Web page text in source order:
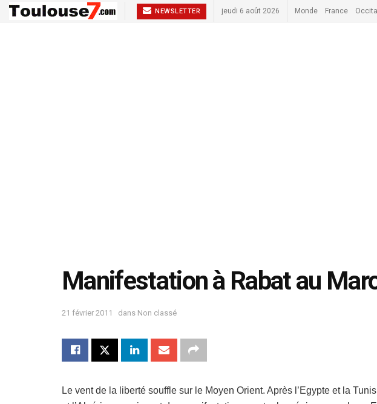
NEWSLETTER jeudi 6 août 2026 Monde France
Manifestation à Rabat au
21 février 2011 dans Non classé
Le vent de la liberté souffle sur le Moyen Orient. Après l’Egypte et la